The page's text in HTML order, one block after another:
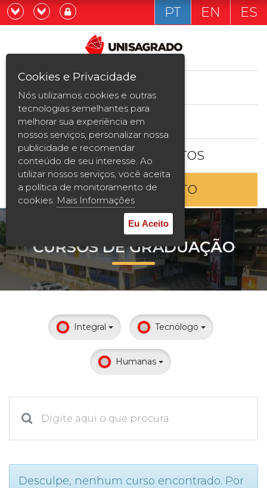
Graduação
Pós-graduação e MBA
Curta Duração
Vestibular
2ª Graduação
Transferência
Reingresso
Prouni
Desconto de pontualidade
UATI
Já sou estudande
Quero ser estudante
PT EN ES
ESTUDE AQUI
BOLSAS E DESCONTOS
ENTRE EM CONTATO
CURSOS DE GRADUAÇÃO
Integral Tecnólogo
Humanas
Desculpe, nenhum curso encontrado. Por
Cookies e Privacidade
Nós utilizamos cookies e outras
tecnologias semelhantes para
melhorar sua experiência em
nossos serviços, personalizar nossa
publicidade e recomendar
conteúdo de seu interesse. Ao
utilizar nossos serviços, você aceita
a política de monitoramento de
cookies. Mais Informações
Eu Aceito